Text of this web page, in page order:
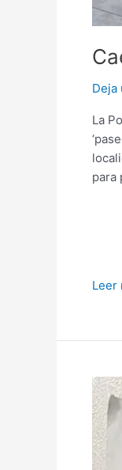
Deja
La
para
Leer
En
de
la
zona